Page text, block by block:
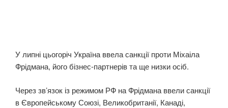
У липні цьогоріч Україна ввела санкції проти Міхаіла
Фрідмана, його бізнес-партнерів та ще низки осіб.
Через зв’язок із режимом РФ на Фрідмана ввели санкції
в Європейському Союзі, Великобританії, Канаді,